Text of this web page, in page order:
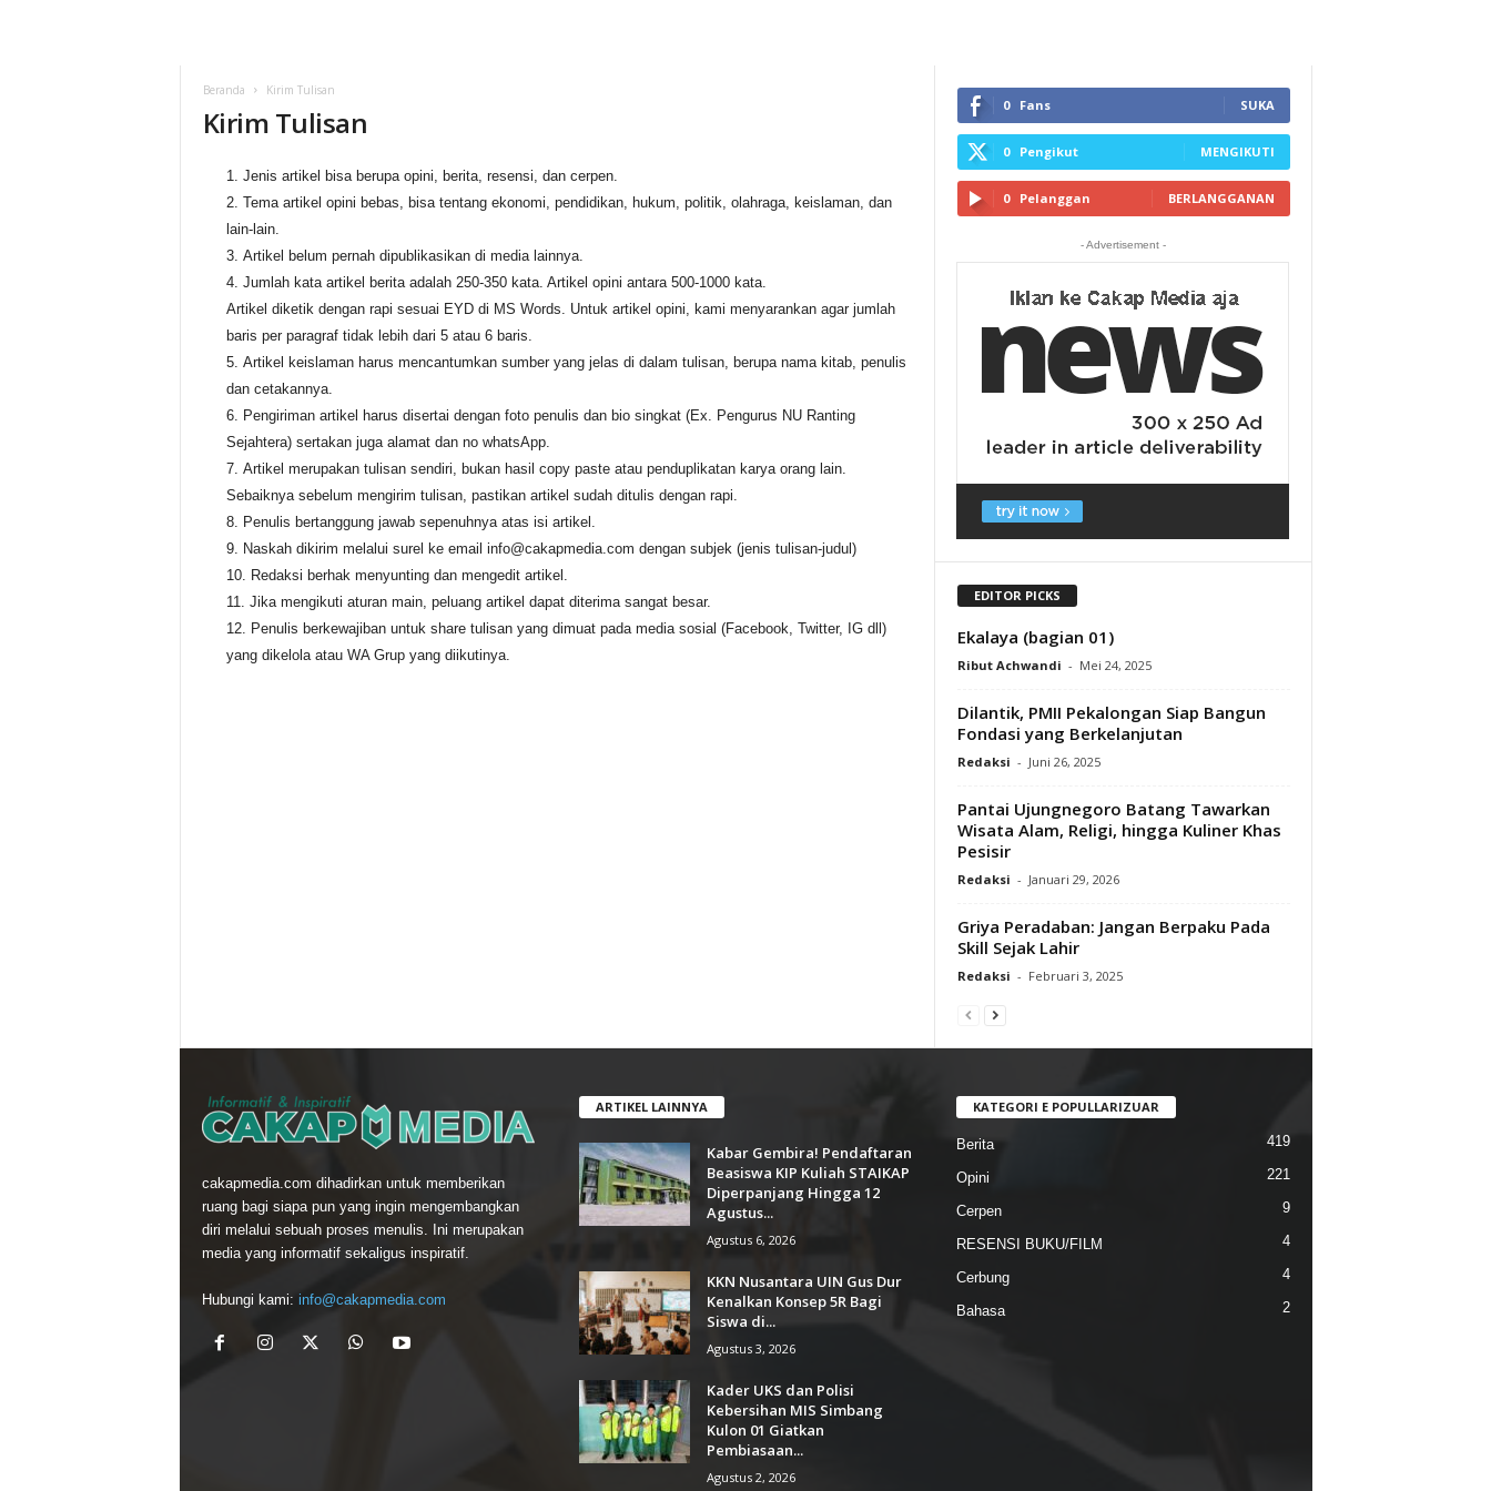
Beranda Kirim Tulisan
Kirim Tulisan
Jenis artikel bisa berupa opini, berita, resensi, dan cerpen.
Tema artikel opini bebas, bisa tentang ekonomi, pendidikan, hukum, politik, olahraga, keislaman, dan
lain-lain.
Artikel belum pernah dipublikasikan di media lainnya.
Jumlah kata artikel berita adalah 250-350 kata. Artikel opini antara 500-1000 kata.
Artikel diketik dengan rapi sesuai EYD di MS Words. Untuk artikel opini, kami menyarankan agar jumlah
baris per paragraf tidak lebih dari 5 atau 6 baris.
Artikel keislaman harus mencantumkan sumber yang jelas di dalam tulisan, berupa nama kitab, penulis
dan cetakannya.
Pengiriman artikel harus disertai dengan foto penulis dan bio singkat (Ex. Pengurus NU Ranting
Sejahtera) sertakan juga alamat dan no whatsApp.
Artikel merupakan tulisan sendiri, bukan hasil copy paste atau penduplikatan karya orang lain.
Sebaiknya sebelum mengirim tulisan, pastikan artikel sudah ditulis dengan rapi.
Penulis bertanggung jawab sepenuhnya atas isi artikel.
Naskah dikirim melalui surel ke email info@cakapmedia.com dengan subjek (jenis tulisan-judul)
Redaksi berhak menyunting dan mengedit artikel.
Jika mengikuti aturan main, peluang artikel dapat diterima sangat besar.
Penulis berkewajiban untuk share tulisan yang dimuat pada media sosial (Facebook, Twitter, IG dll)
yang dikelola atau WA Grup yang diikutinya.
0 Fans SUKA
0 Pengikut MENGIKUTI
0 Pelanggan BERLANGGANAN
- Advertisement -
EDITOR PICKS
Ekalaya (bagian 01)
Ribut Achwandi - Mei 24, 2025
Dilantik, PMII Pekalongan Siap Bangun
Fondasi yang Berkelanjutan
Redaksi - Juni 26, 2025
Pantai Ujungnegoro Batang Tawarkan
Wisata Alam, Religi, hingga Kuliner Khas
Pesisir
Redaksi - Januari 29, 2026
Griya Peradaban: Jangan Berpaku Pada
Skill Sejak Lahir
Redaksi - Februari 3, 2025
cakapmedia.com dihadirkan untuk memberikan
ruang bagi siapa pun yang ingin mengembangkan
diri melalui sebuah proses menulis. Ini merupakan
media yang informatif sekaligus inspiratif.
Hubungi kami: info@cakapmedia.com
ARTIKEL LAINNYA
Kabar Gembira! Pendaftaran
Beasiswa KIP Kuliah STAIKAP
Diperpanjang Hingga 12
Agustus...
Agustus 6, 2026
KKN Nusantara UIN Gus Dur
Kenalkan Konsep 5R Bagi
Siswa di...
Agustus 3, 2026
Kader UKS dan Polisi
Kebersihan MIS Simbang
Kulon 01 Giatkan
Pembiasaan...
Agustus 2, 2026
KATEGORI E POPULLARIZUAR
Berita 419
Opini 221
Cerpen 9
RESENSI BUKU/FILM 4
Cerbung 4
Bahasa 2